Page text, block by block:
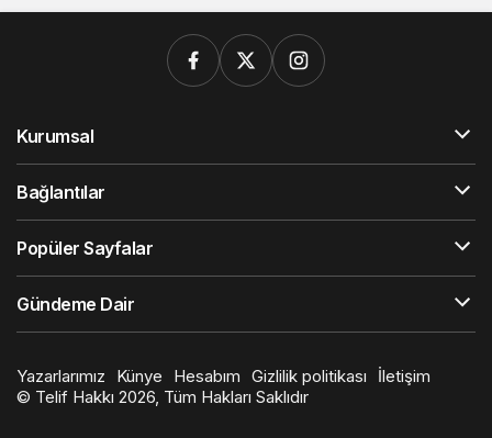
Kurumsal
Bağlantılar
Popüler Sayfalar
Gündeme Dair
Yazarlarımız Künye Hesabım Gizlilik politikası
İletişim
© Telif Hakkı 2026, Tüm Hakları Saklıdır